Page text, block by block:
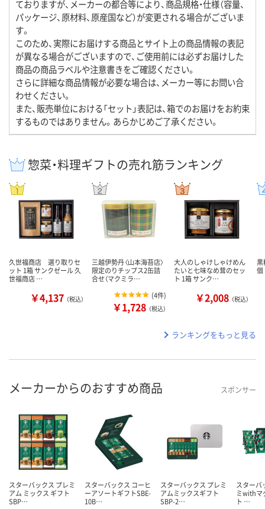
ておりますが、メーカーの都合等により、商品規格・仕様（容量、
パッケージ、原材料、原産国など）が変更される場合がございま
す。
このため、実際にお届けする商品とサイト上の商品情報の表記
が異なる場合がございますので、ご使用前には必ずお届けした
商品の商品ラベルや注意書きをご確認ください。
さらに詳細な商品情報が必要な場合は、メーカー等にお問い合
わせください。
また、販売単位における「セット」表記は、箱でのお届けをお約束
するものではありません。あらかじめご了承ください。
惣菜・料理ギフトの売れ筋ランキング
久世福商店 選り取りセ
ット 1箱 サンクゼール 久
世福商店 …
￥4,137 （税込）
三越伊勢丹〈山本海苔店〉
限定のりチップス2缶詰
合せ（マクミラ…
(4件)
￥1,728 （税込）
大人のしゃけしゃけめん
たいと七味なめ茸のセッ
ト 1箱 サンク…
￥2,008 （税込）
黒
個
ランキングをもっと見る
メーカーからのおすすめ商品 スポンサー
スターバックス プレミ
アム ミックス ギフト
SBP…
スターバックス コーヒ
ーアソートギフトSBE-
10B…
スターバックス プレミ
アムミックスギフト
SBP-2…
スターバ
ミwithマ
ト …